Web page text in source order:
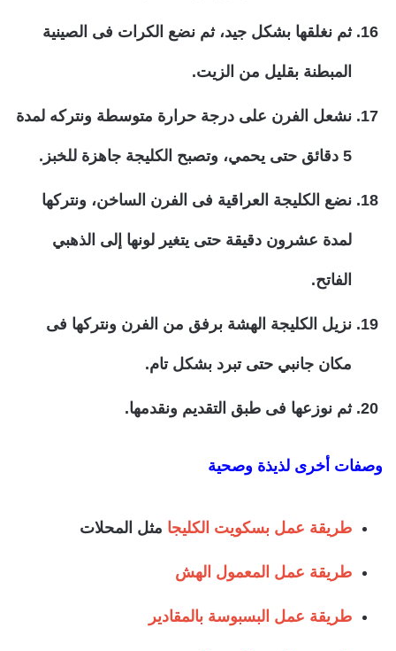
ثم نغلقها بشكل جيد، ثم نضع الكرات فى الصينية
المبطنة بقليل من الزيت.
نشعل الفرن على درجة حرارة متوسطة ونتركه لمدة
5 دقائق حتى يحمي، وتصبح الكليجة جاهزة للخبز.
نضع الكليجة العراقية فى الفرن الساخن، ونتركها
لمدة عشرون دقيقة حتى يتغير لونها إلى الذهبي
الفاتح.
نزيل الكليجة الهشة برفق من الفرن ونتركها فى
مكان جانبي حتى تبرد بشكل تام.
ثم نوزعها فى طبق التقديم ونقدمها.
وصفات أخرى لذيذة وصحية
طريقة عمل بسكويت الكليجا مثل المحلات
طريقة عمل المعمول الهش
طريقة عمل البسبوسة بالمقادير